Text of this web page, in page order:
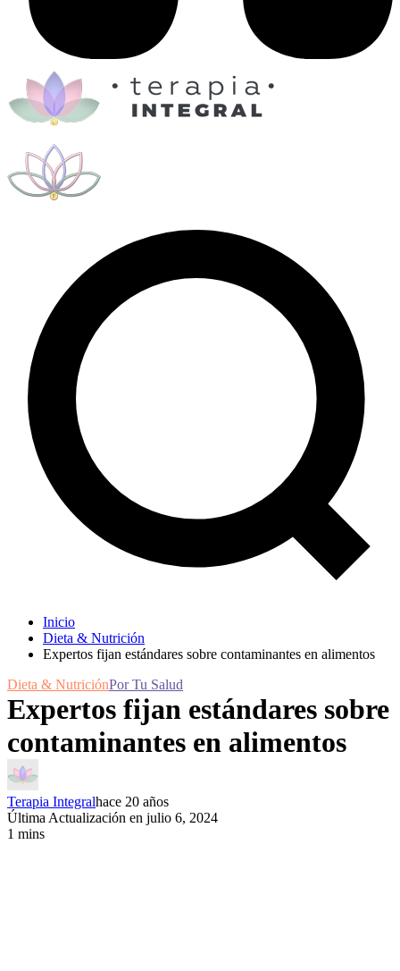
Inicio
Dieta & Nutrición
Expertos fijan estándares sobre contaminantes en alimentos
Dieta & NutriciónPor Tu Salud
Expertos fijan estándares sobre
contaminantes en alimentos
Terapia Integralhace 20 años
Última Actualización en julio 6, 2024
1 mins